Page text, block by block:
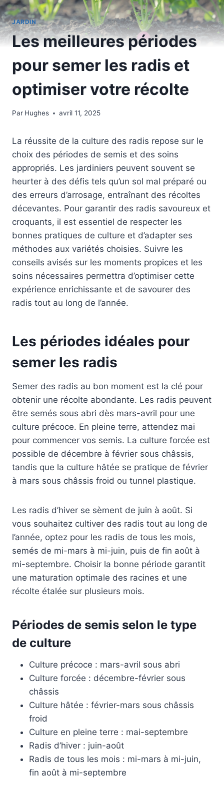
JARDIN
Les meilleures périodes
pour semer les radis et
optimiser votre récolte
Par Hughes avril 11, 2025
La réussite de la culture des radis repose sur le
choix des périodes de semis et des soins
appropriés. Les jardiniers peuvent souvent se
heurter à des défis tels qu’un sol mal préparé ou
des erreurs d’arrosage, entraînant des récoltes
décevantes. Pour garantir des radis savoureux et
croquants, il est essentiel de respecter les
bonnes pratiques de culture et d’adapter ses
méthodes aux variétés choisies. Suivre les
conseils avisés sur les moments propices et les
soins nécessaires permettra d’optimiser cette
expérience enrichissante et de savourer des
radis tout au long de l’année.
Les périodes idéales pour
semer les radis
Semer des radis au bon moment est la clé pour
obtenir une récolte abondante. Les radis peuvent
être semés sous abri dès mars-avril pour une
culture précoce. En pleine terre, attendez mai
pour commencer vos semis. La culture forcée est
possible de décembre à février sous châssis,
tandis que la culture hâtée se pratique de février
à mars sous châssis froid ou tunnel plastique.
Les radis d’hiver se sèment de juin à août. Si
vous souhaitez cultiver des radis tout au long de
l’année, optez pour les radis de tous les mois,
semés de mi-mars à mi-juin, puis de fin août à
mi-septembre. Choisir la bonne période garantit
une maturation optimale des racines et une
récolte étalée sur plusieurs mois.
Périodes de semis selon le type
de culture
Culture précoce : mars-avril sous abri
Culture forcée : décembre-février sous
châssis
Culture hâtée : février-mars sous châssis
froid
Culture en pleine terre : mai-septembre
Radis d’hiver : juin-août
Radis de tous les mois : mi-mars à mi-juin,
fin août à mi-septembre